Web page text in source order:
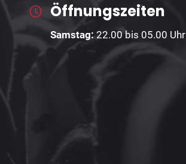
Öffnungszeiten
Samstag:22.00 bis 05.00 Uhr